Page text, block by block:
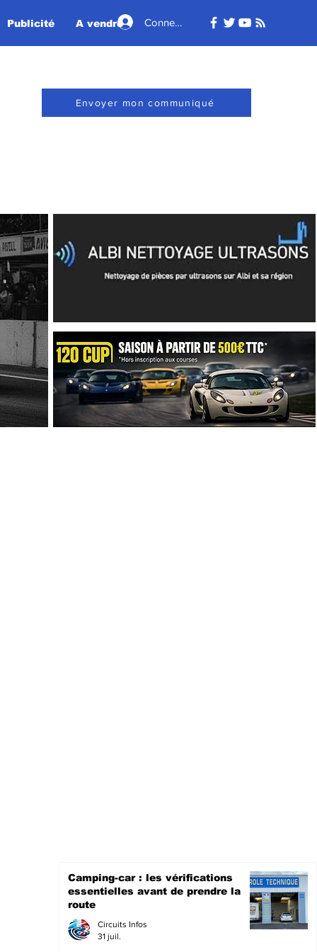
Publicité A vendre - A louer
Connexion
Envoyer mon communiqué
Camping-car : les vérifications
essentielles avant de prendre la
route
Circuits Infos
31 juil.